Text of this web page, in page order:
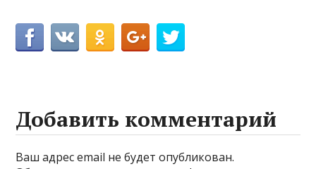
Добавить комментарий
Ваш адрес email не будет опубликован.